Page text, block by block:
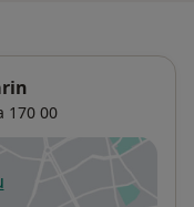
170 00
v nové záložce